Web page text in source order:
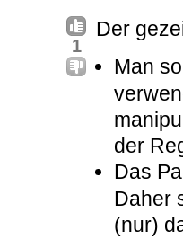
1
Der
Man
der
Das
Daher
(nur)